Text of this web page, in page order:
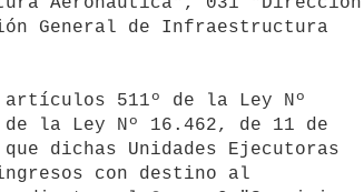
General de Infraestructura
511º de la Ley Nº
la Ley Nº 16.462, de 11 de
dichas Unidades Ejecutoras
con destino al